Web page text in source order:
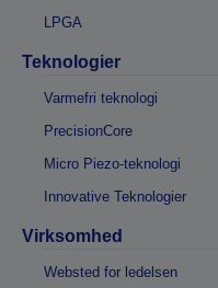
LPGA
Teknologier
Varmefri teknologi
PrecisionCore
Micro Piezo-teknologi
Innovative Teknologier
Virksomhed
Websted for ledelsen